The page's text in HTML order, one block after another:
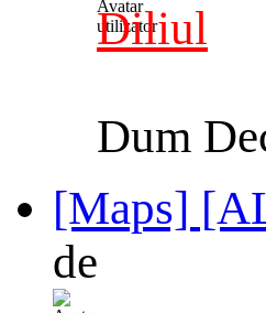
Diliul
Dum
[Maps]
de